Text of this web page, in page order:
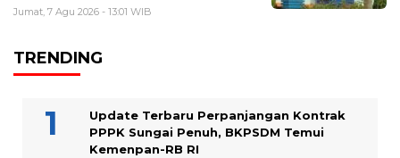
Jumat, 7 Agu 2026 - 13:01 WIB
TRENDING
Update Terbaru Perpanjangan Kontrak
PPPK Sungai Penuh, BKPSDM Temui
Kemenpan-RB RI